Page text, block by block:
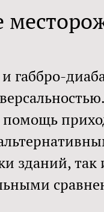
габбро-
зданий,